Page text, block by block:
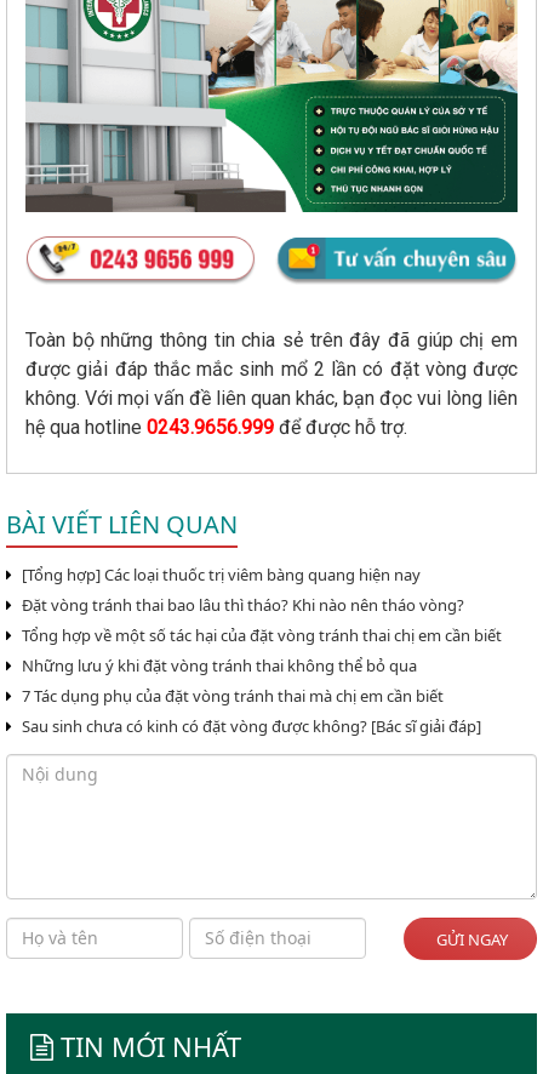
Toàn bộ những thông tin chia sẻ trên đây đã giúp chị em
được giải đáp thắc mắc sinh mổ 2 lần có đặt vòng được
không. Với mọi vấn đề liên quan khác, bạn đọc vui lòng liên
hệ qua hotline 0243.9656.999 để được hỗ trợ.
BÀI VIẾT LIÊN QUAN
[Tổng hợp] Các loại thuốc trị viêm bàng quang hiện nay
Đặt vòng tránh thai bao lâu thì tháo? Khi nào nên tháo vòng?
Tổng hợp về một số tác hại của đặt vòng tránh thai chị em cần biết
Những lưu ý khi đặt vòng tránh thai không thể bỏ qua
7 Tác dụng phụ của đặt vòng tránh thai mà chị em cần biết
Sau sinh chưa có kinh có đặt vòng được không? [Bác sĩ giải đáp]
GỬI NGAY
TIN MỚI NHẤT